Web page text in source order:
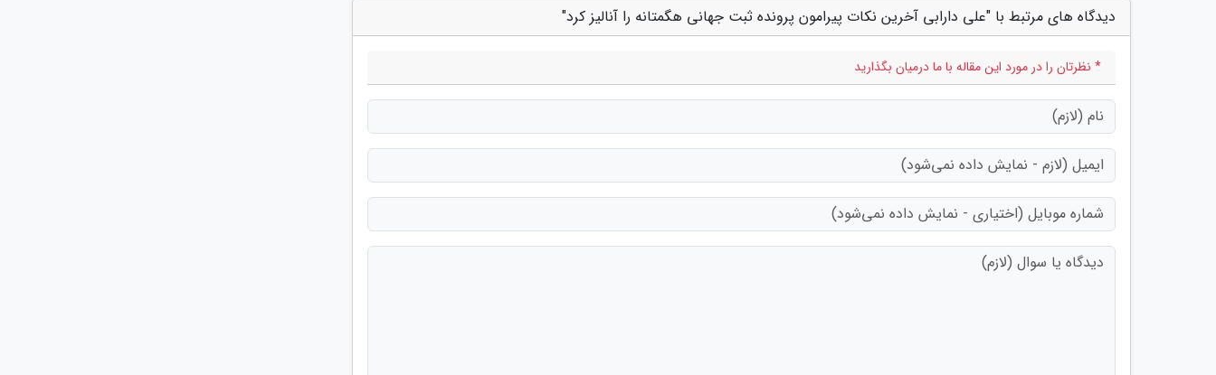
دیدگاه های مرتبط با "علی دارابی آخرین نکات پیرامون پرونده ثبت جهانی هگمتانه را آنالیز کرد"
* نظرتان را در مورد این مقاله با ما درمیان بگذارید